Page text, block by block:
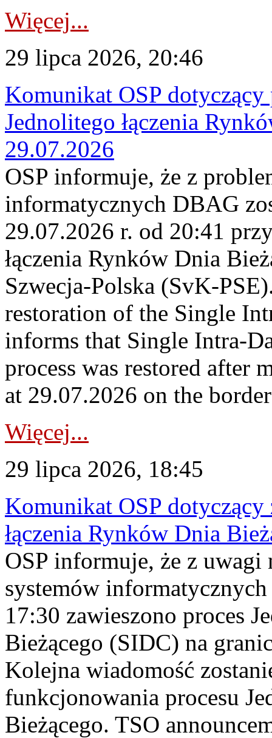
Więcej...
29 lipca 2026, 20:46
Komunikat OSP
Jednolitego łączenia
29.07.2026
OSP informuje, że z
informatycznych DBAG
29.07.2026 r. od 20:41
łączenia Rynków Dnia
Szwecja-Polska (SvK-
restoration of the Single
informs that Single Intra-
process was restored after
at 29.07.2026 on the
Więcej...
29 lipca 2026, 18:45
Komunikat OSP dotyczący
łączenia Rynków Dnia
OSP informuje, że z uwagi
systemów
17:30 zawieszono proces
Bieżącego (SIDC) na
Kolejna wiadomość
funkcjonowania procesu
Bieżącego. TSO